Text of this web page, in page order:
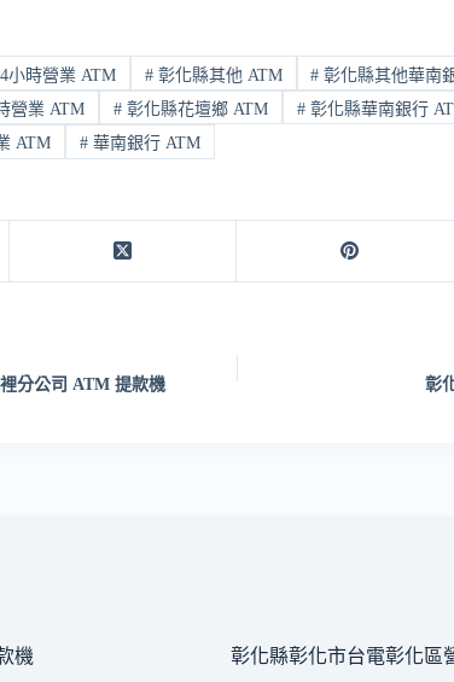
小時營業 ATM #彰化縣其他 ATM # 彰化縣其他華南
營業 ATM #彰化縣花壇鄉 ATM #彰化縣華南銀行
ATM #華南銀行 ATM
分公司 ATM 提款機 彰
機
彰化縣彰化市台電彰化區